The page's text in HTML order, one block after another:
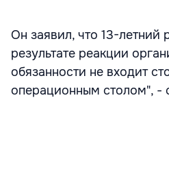
Он заявил, что 13-летний
результате реакции
обязанности не входит
операционным столом", -